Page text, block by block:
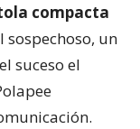
compacta
un
suceso el